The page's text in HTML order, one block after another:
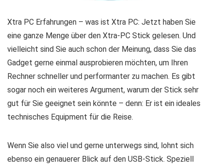
Xtra PC Erfahrungen – was ist Xtra PC: Jetzt haben Sie
eine ganze Menge über den Xtra-PC Stick gelesen. Und
vielleicht sind Sie auch schon der Meinung, dass Sie das
Gadget gerne einmal ausprobieren möchten, um Ihren
Rechner schneller und performanter zu machen. Es gibt
sogar noch ein weiteres Argument, warum der Stick sehr
gut für Sie geeignet sein könnte – denn: Er ist ein ideales
technisches Equipment für die Reise.
Wenn Sie also viel und gerne unterwegs sind, lohnt sich
ebenso ein genauerer Blick auf den USB-Stick. Speziell